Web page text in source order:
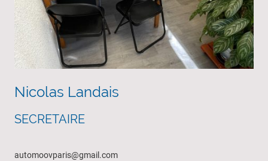
Nicolas Landais
SECRETAIRE
automoovparis@gmail.com